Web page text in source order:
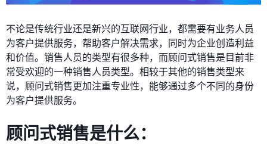
不论是传统行业还是新兴的互联网行业，都需要有业务人员
为客户提供服务，帮助客户解决需求，同时为企业创造利益
和价值。销售人员的类型有很多种，而顾问式销售是目前非
常受欢迎的一种销售人员类型。相较于其他的销售类型来
说，顾问式销售更加注重专业性，能够通过多个不同的身份
为客户提供服务。
顾问式销售是什么：